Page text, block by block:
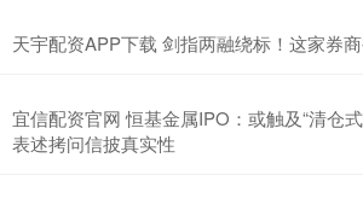
天宇配资APP下载 剑指两融绕标！这家券
宜信配资官网 恒基金属IPO：或触及“清仓
表述拷问信披真实性